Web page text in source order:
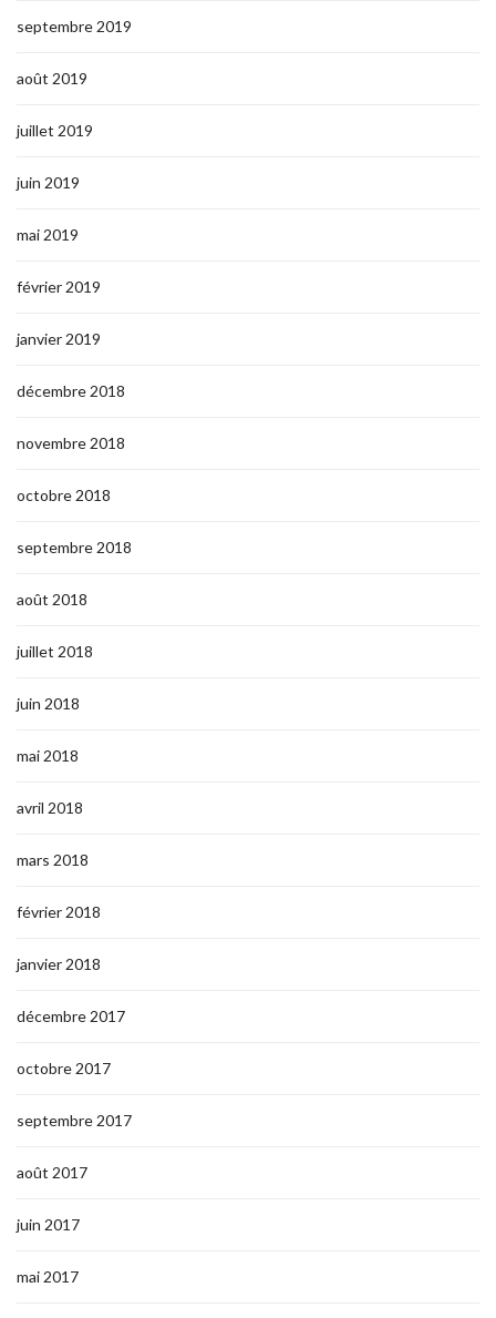
septembre 2019
août 2019
juillet 2019
juin 2019
mai 2019
février 2019
janvier 2019
décembre 2018
novembre 2018
octobre 2018
septembre 2018
août 2018
juillet 2018
juin 2018
mai 2018
avril 2018
mars 2018
février 2018
janvier 2018
décembre 2017
octobre 2017
septembre 2017
août 2017
juin 2017
mai 2017